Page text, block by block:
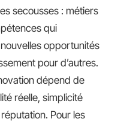
secousses : métiers
qui
opportunités
pour d’autres.
dépend de
réelle, simplicité
Pour les